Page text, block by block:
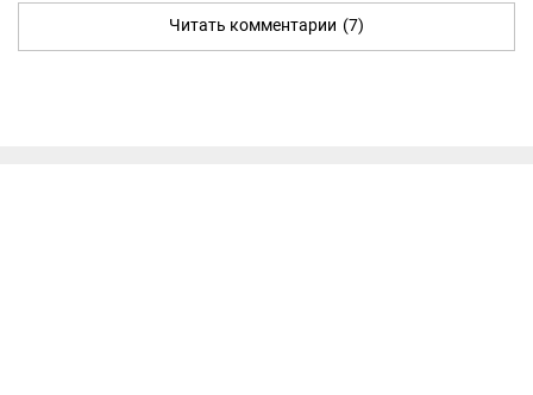
Читать комментарии (7)